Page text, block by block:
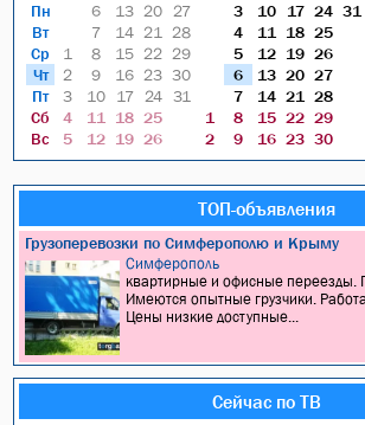
Пн
Вт
Ср
Чт
Пт
Сб
Вс
6 13 20
27
7
14 21
28
1
8 15 22 29
2
9 16 23 30
3
10 17 24 31
4
11 18 25
5
12 19 26
3 10 17 24 31
4
11 18 25
5
12 19 26
6
13 20 27
7
14 21
28
1
8 15 22 29
2
9 16 23 30
ТОП-объявления
Грузоперевозки по Симферополю и Крыму
Симферополь
квартирные и офисные переезды.
Имеются опытные грузчики.
Цены низкие доступные...
Сейчас по ТВ